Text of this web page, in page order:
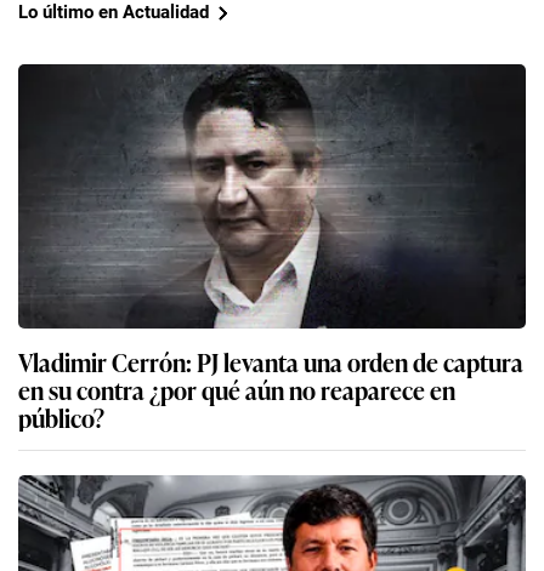
Lo último en Actualidad
Vladimir Cerrón: PJ levanta una orden de captura
en su contra ¿por qué aún no reaparece en
público?